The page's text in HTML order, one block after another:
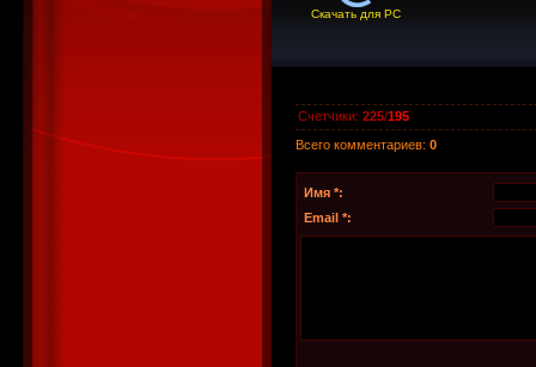
Скачать для PC
Счетчики: 225/195
Всего комментариев: 0
Имя *:
Email *: